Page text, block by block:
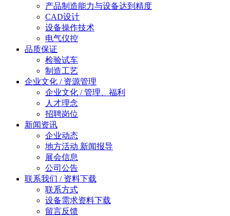
产品制造能力与设备达到精度
CAD设计
设备操作技术
电气仪控
品质保证
检验试车
制造工艺
企业文化 / 资源管理
企业文化 / 管理、福利
人才理念
招聘岗位
新闻资讯
企业动态
地方活动 新闻报导
展会信息
公司公告
联系我们 / 资料下载
联系方式
设备需求资料下载
留言反馈